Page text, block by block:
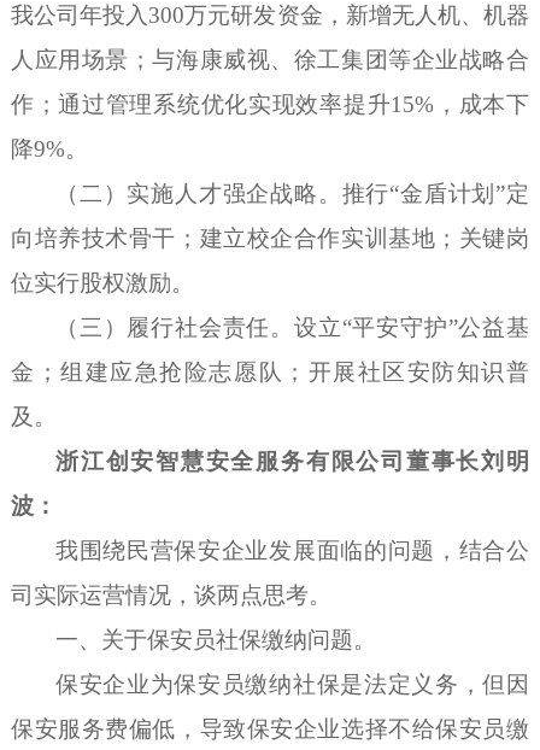
我公司年投入 300万元研发资金，新增无人机、机器
人应用场景；与海康威视、徐工集团等企业战略合
作；通过管理系统优化实现效率提升15%，成本下
降9%。
（二）实施人才强企战略。推行“金盾计划”定
向培养技术骨干；建立校企合作实训基地；关键岗
位实行股权激励。
（三）履行社会责任。设立“平安守护”公益基
金；组建应急抢险志愿队；开展社区安防知识普
及。
浙江创安智慧安全服务有限公司董事长刘明
波：
我围绕民营保安企业发展面临的问题，结合公
司实际运营情况，谈两点思考。
一、 关于保安员社保缴纳问题。
保安企业为保安员缴纳社保是法定义务，但因
保安服务费偏低，导致保安企业选择不给保安员缴